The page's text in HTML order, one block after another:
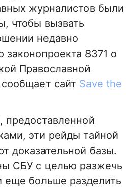
журналистов были
чтобы вызвать
недавно
законопроекта 8371 о
Православной
сайт Save the
эти рейды тайной
доказательной базы.
СБУ с целью разжечь
еще больше разделить